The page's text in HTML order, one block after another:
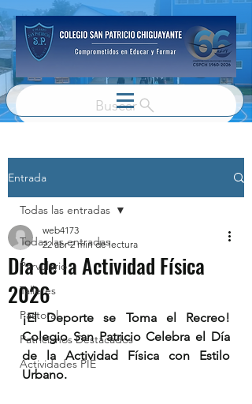
Buscar
Entrada
Todas las entradas
Parvulario
Talleres
Pastoral
Patricianos Destacados
Actividades PIE
Todas las entradas
Día de la Actividad Física
2026
web4173
22 abr 2 min de lectura
¡El Deporte se Toma el Recreo!
Colegio San Patricio Celebra el Día
de la Actividad Física con Estilo
Urbano.